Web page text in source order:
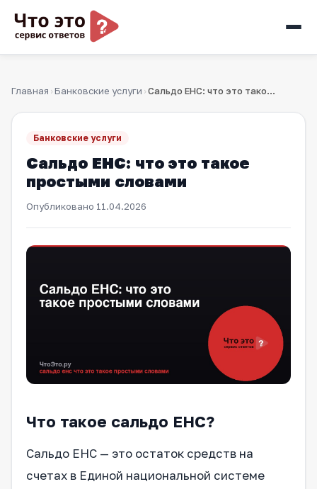
Главная › Банковские услуги › Сальдо ЕНС: что это такое простыми словами
Банковские услуги
Сальдо ЕНС: что это такое
простыми словами
Опубликовано 11.04.2026
Что такое сальдо ЕНС?
Сальдо ЕНС — это остаток средств на
счетах в Единой национальной системе